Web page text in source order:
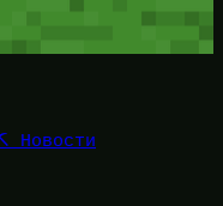
Новости